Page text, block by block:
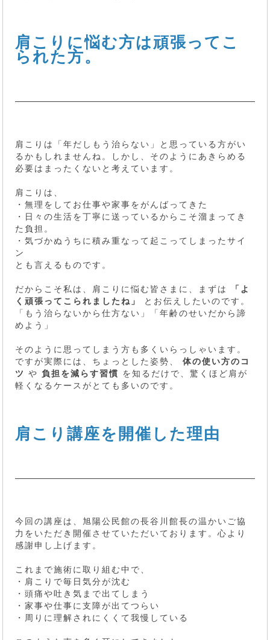
肩こりに悩む方は頑張ってこ
られた方。
肩こりは「年だしもう治らない」と思っている方がい
るかもしれませんね。しかし、そのようにあきらめる
必要はまったくないと考えています。
肩こりは、
・無理をしてお仕事や家事をがんばってきた
・日々の生活を丁寧に送っているからこそ溜まってき
た負担。
・気づかぬうちに積み重なって起こってしまったサイ
ン
とも言えるものです。
だからこそ私は、肩こりに悩む皆さまに、まずは
「よ
く頑張ってこられましたね」
とお伝えしたいのです。
「もう治らないから仕方ない」「年齢のせいだから諦
めよう」
そのように思ってしまう方も多くいらっしゃいます。
ですが実際には、ちょっとした姿勢、体の使い方のコ
ツ や負担を減らす習慣 を知るだけで、驚くほど肩が
軽くなるケースがとても多いのです。
肩こり講座を開催した理由
今回の講座は、旭陽公民館の長谷川館長の温かいご協
力をいただき開催させていただいております。心より
感謝申し上げます。
これまで施術に取り組む中で、
・肩こりで毎日気分が沈む
・頭痛や吐き気まで出てしまう
・家事や仕事に支障が出てつらい
・周りに理解されにくくて我慢している